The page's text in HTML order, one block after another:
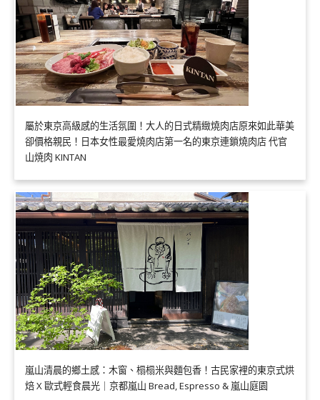
屬於東京高級感的生活氛圍！大人的日式精緻燒肉店原來如此華美
卻價格親民！日本女性最愛燒肉店第一名的東京連鎖燒肉店 代官
山焼肉 KINTAN
嵐山清晨的鄉土感：木窗、榻榻米與麵包香！古民家裡的東京式烘
焙 X 歐式輕食晨光｜京都嵐山 Bread, Espresso & 嵐山庭園